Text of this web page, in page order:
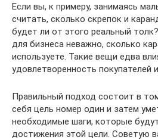
Если вы, к примеру, занимаясь
считать, сколько скрепок и
будет ли от этого реальный
для бизнеса неважно, сколько
используете. Такие вещи едва
удовлетворенность покупателей
Правильный подход состоит в
себя цель номер один и затем
необходимые шаги, которые
достижения этой цели. Советую